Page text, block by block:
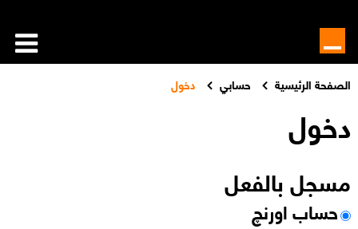
الصفحة الرئيسية حسابي دخول
دخول
مسجل بالفعل
حساب اورنچ